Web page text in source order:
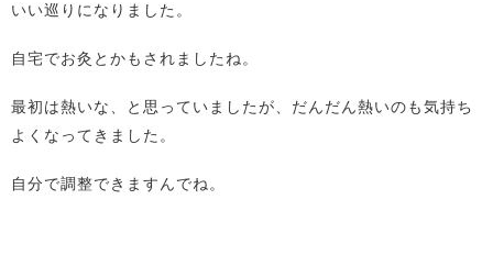
いい巡りになりました。
自宅でお灸とかもされましたね。
最初は熱いな、と思っていましたが、だんだん熱いのも気持ち
よくなってきました。
自分で調整できますんでね。